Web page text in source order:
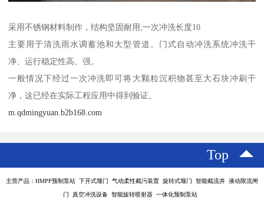
采用不锈钢材料制作，结构坚固耐用;一次冲洗长度10
主要用于清洗雨水调蓄池和大型管道。门式自动冲洗系统冲洗干
净、运行稳定性高、强。
一般情况下经过一次冲洗即可将大颗粒沉积物甚至大石块冲刷干
净，这已经在实际工程应用中得到验证。
m.qdmingyuan.b2b168.com
Top
主营产品：HMPP预制泵站 下开式堰门 气动柔性截污装置 旋转式堰门 智能截流井 液动限流闸
门 真空冲洗设备 智能旋转喷射器 一体化预制泵站